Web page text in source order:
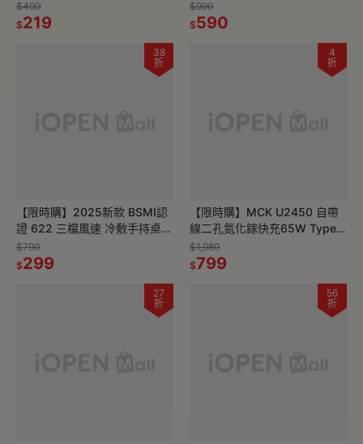
$490
$219
電池，不怕妝花、流汗尷
$990
$590
38
折
【限時購】2025新款 BSMI認
證 622 三檔風速 冷敷手持桌面
可立風扇
$790
$299
4
折
【限時購】MCK U2450 自帶
線二孔氮化鎵快充65W Type-
C 充電器
$1,980
$799
27
折
56
折